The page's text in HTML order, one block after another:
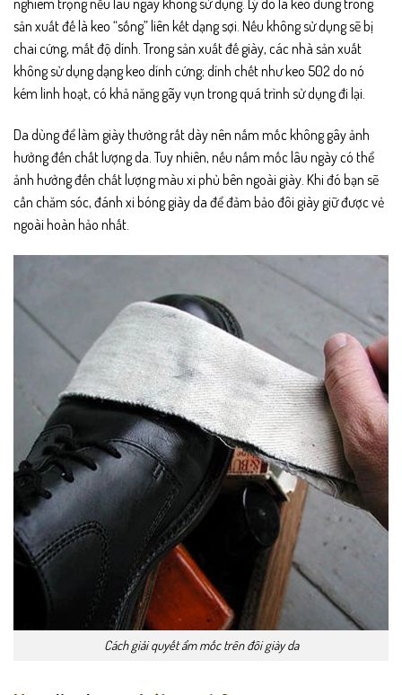
sản xuất đế là keo “sống” liên kết dạng sợi. Nếu không sử dụng sẽ bị
chai cứng, mất độ dính. Trong sản xuất đế giày, các nhà sản xuất
không sử dụng dạng keo dính cứng; dính chết như keo 502 do nó
kém linh hoạt, có khả năng gãy vụn trong quá trình sử dụng đi lại.
Da dùng để làm giày thường rất dày nên nấm mốc không gây ảnh
hưởng đến chất lượng da. Tuy nhiên, nếu nấm mốc lâu ngày có thể
ảnh hưởng đến chất lượng màu xi phủ bên ngoài giày. Khi đó bạn sẽ
cần chăm sóc, đánh xi bóng giày da để đảm bảo đôi giày giữ được vẻ
ngoài hoàn hảo nhất.
Cách giải quyết ẩm mốc trên đôi giày da